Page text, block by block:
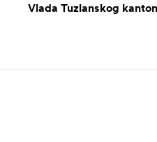
Vlada Tuzlanskog